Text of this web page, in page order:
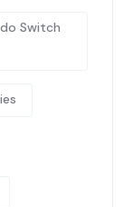
Switch